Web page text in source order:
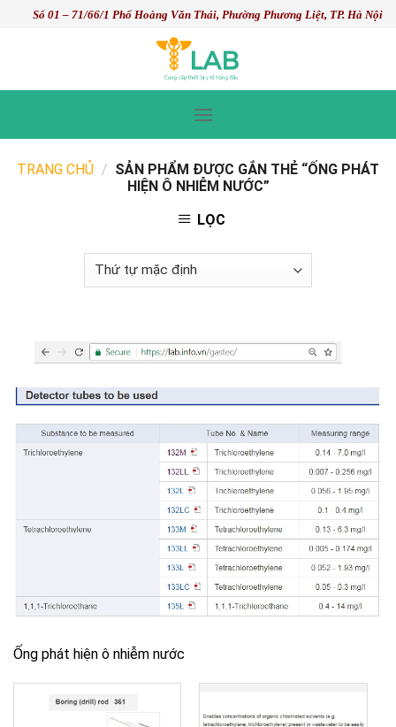
Số 01 – 71/66/1 Phố Hoàng Văn Thái, Phường Phương Liệt, TP. Hà Nội
TRANG CHỦ / SẢN PHẨM ĐƯỢC GẮN THẺ “ỐNG PHÁT
HIỆN Ô NHIỄM NƯỚC”
LỌC
Ống phát hiện ô nhiễm nước